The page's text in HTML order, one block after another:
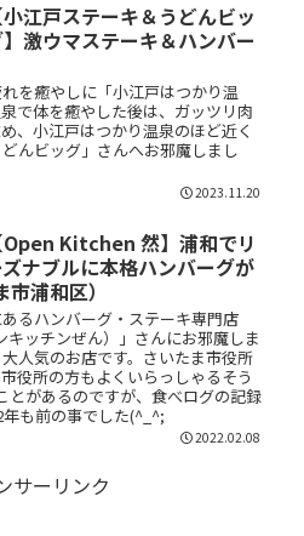
小江戸ステーキ＆うどんビッ
激ウマステーキ＆ハンバー
を癒やしに「小江戸はつかり温
で体を癒やした後は、ガッツリ肉
、小江戸はつかり温泉のほど近く
んビッグ」さんへお邪魔しまし
2023.11.20
Open Kitchen 然】浦和でリ
ナブルに本格ハンバーグが
浦和区）
るハンバーグ・ステーキ専門店
キッチンぜん）」さんにお邪魔しま
人気のお店です。さいたま市役所
役所の方もよくいらっしゃるそう
とがあるのですが、食べログの記録
も前の事でした(^_^;
2022.02.08
サーリンク